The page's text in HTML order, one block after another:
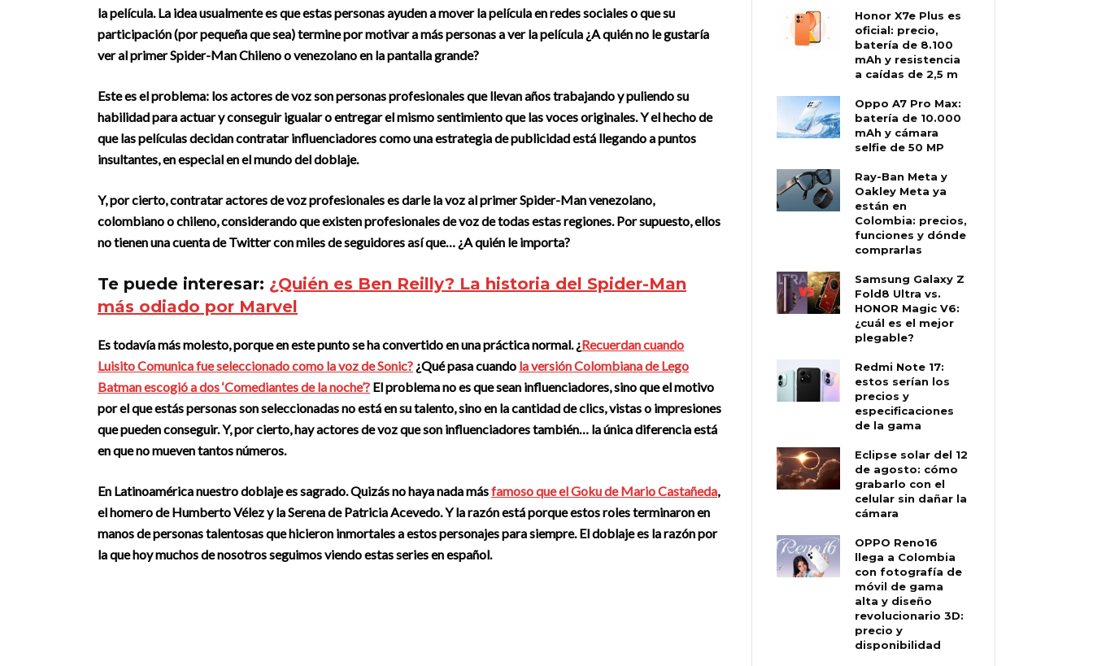
la película. La idea usualmente es que estas personas ayuden a mover la película en redes sociales o que su
participación (por pequeña que sea) termine por motivar a más personas a ver la película ¿A quién no le gustaría
ver al primer Spider-Man Chileno o venezolano en la pantalla grande?
Este es el problema: los actores de voz son personas profesionales que llevan años trabajando y puliendo su
habilidad para actuar y conseguir igualar o entregar el mismo sentimiento que las voces originales. Y el hecho de
que las películas decidan contratar influenciadores como una estrategia de publicidad está llegando a puntos
insultantes, en especial en el mundo del doblaje.
Y, por cierto, contratar actores de voz profesionales es darle la voz al primer Spider-Man venezolano,
colombiano o chileno, considerando que existen profesionales de voz de todas estas regiones. Por supuesto, ellos
no tienen una cuenta de Twitter con miles de seguidores así que… ¿A quién le importa?
Te puede interesar: ¿Quién es Ben Reilly? La historia del Spider-Man
más odiado por Marvel
Es todavía más molesto, porque en este punto se ha convertido en una práctica normal. ¿Recuerdan cuando
Luisito Comunica fue seleccionado como la voz de Sonic? ¿Qué pasa cuando la versión Colombiana de Lego
Batman escogió a dos ‘Comediantes de la noche’? El problema no es que sean influenciadores, sino que el motivo
por el que estás personas son seleccionadas no está en su talento, sino en la cantidad de clics, vistas o impresiones
que pueden conseguir. Y, por cierto, hay actores de voz que son influenciadores también… la única diferencia está
en que no mueven tantos números.
En Latinoamérica nuestro doblaje es sagrado. Quizás no haya nada másfamoso que el Goku de Mario Castañeda,
el homero de Humberto Vélez y la Serena de Patricia Acevedo. Y la razón está porque estos roles terminaron en
manos de personas talentosas que hicieron inmortales a estos personajes para siempre. El doblaje es la razón por
la que hoy muchos de nosotros seguimos viendo estas series en español.
Honor X7e Plus es
oficial: precio,
batería de 8.100
mAh y resistencia
a caídas de 2,5 m
Oppo A7 Pro Max:
batería de 10.000
mAh y cámara
selfie de 50 MP
Ray-Ban Meta y
Oakley Meta ya
están en
Colombia: precios,
funciones y dónde
comprarlas
Samsung Galaxy Z
Fold8 Ultra vs.
HONOR Magic V6:
¿cuál es el mejor
plegable?
Redmi Note 17:
estos serían los
precios y
especificaciones
de la gama
Eclipse solar del 12
de agosto: cómo
grabarlo con el
celular sin dañar la
cámara
OPPO Reno16
llega a Colombia
con fotografía de
móvil de gama
alta y diseño
revolucionario 3D:
precio y
disponibilidad